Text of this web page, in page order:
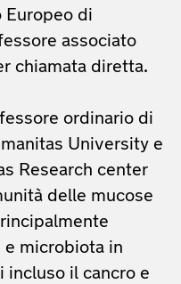
Europeo di
associato
chiamata diretta.
ordinario di
University e
Research center
delle mucose
e microbiota in
il cancro e